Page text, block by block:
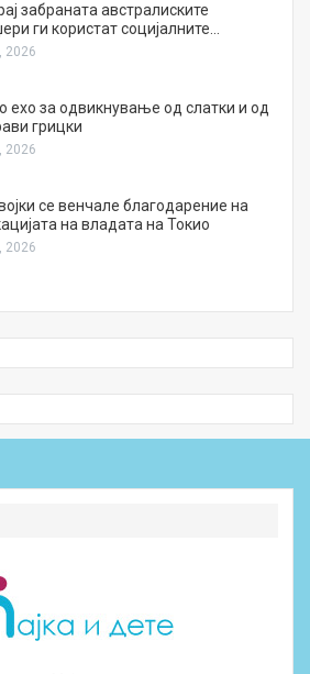
забраната австралиските
ги користат социјалните…
2026
ехо за одвикнување од слатки и од
грицки
2026
се венчале благодарение на
на владата на Токио
2026